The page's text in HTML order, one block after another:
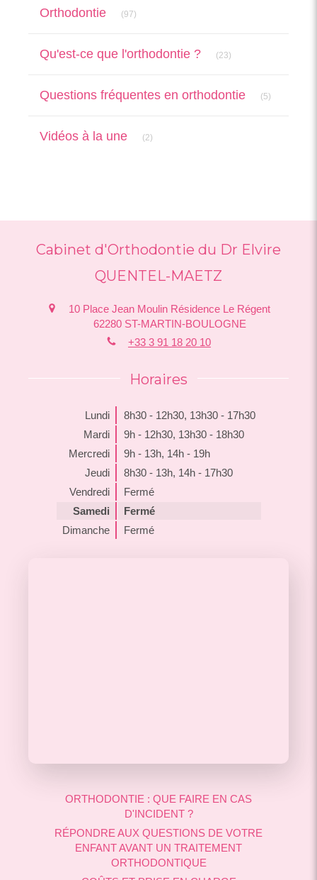
Orthodontie (97)
Qu'est-ce que l'orthodontie ? (23)
Questions fréquentes en orthodontie (5)
Vidéos à la une (2)
Cabinet d'Orthodontie du Dr Elvire
QUENTEL-MAETZ
10 Place Jean Moulin Résidence Le Régent
62280 ST-MARTIN-BOULOGNE
+33 3 91 18 20 10
Horaires
Lundi 8h30 - 12h30, 13h30 - 17h30
Mardi
9h - 12h30, 13h30 - 18h30
Mercredi
9h - 13h, 14h - 19h
Jeudi
8h30 - 13h, 14h - 17h30
Vendredi
Fermé
Samedi
Fermé
Dimanche
Fermé
ORTHODONTIE : QUE FAIRE EN CAS
D'INCIDENT ?
RÉPONDRE AUX QUESTIONS DE VOTRE
ENFANT AVANT UN TRAITEMENT
ORTHODONTIQUE